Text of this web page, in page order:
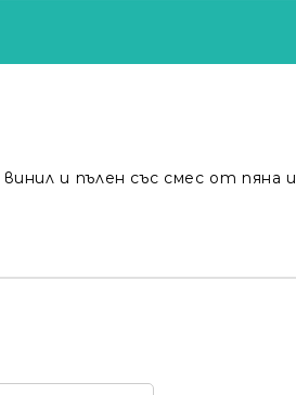
и пълен със смес от пяна